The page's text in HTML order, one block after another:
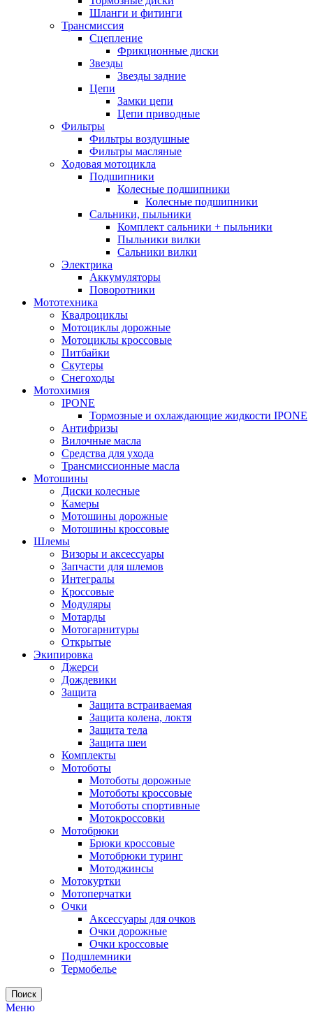
Шланги и фитинги
Трансмиссия
Cцепление
Фрикционные диски
Звезды
Звезды задние
Цепи
Замки цепи
Цепи приводные
Фильтры
Фильтры воздушные
Фильтры масляные
Ходовая мотоцикла
Подшипники
Колесные подшипники
Колесные подшипники
Сальники, пыльники
Комплект сальники + пыльники
Пыльники вилки
Сальники вилки
Электрика
Аккумуляторы
Поворотники
Мототехника
Квадроциклы
Мотоциклы дорожные
Мотоциклы кроссовые
Питбайки
Скутеры
Снегоходы
Мотохимия
IPONE
Тормозные и охлаждающие жидкости IPONE
Антифризы
Вилочные масла
Средства для ухода
Трансмиссионные масла
Мотошины
Диски колесные
Камеры
Мотошины дорожные
Мотошины кроссовые
Шлемы
Визоры и аксессуары
Запчасти для шлемов
Интегралы
Кроссовые
Модуляры
Мотарды
Мотогарнитуры
Открытые
Экипировка
Джерси
Дождевики
Защита
Защита встраиваемая
Защита колена, локтя
Защита тела
Защита шеи
Комплекты
Мотоботы
Мотоботы дорожные
Мотоботы кроссовые
Мотоботы спортивные
Мотокроссовки
Мотобрюки
Брюки кроссовые
Мотобрюки туринг
Мотоджинсы
Мотокуртки
Мотоперчатки
Очки
Аксессуары для очков
Очки дорожные
Очки кроссовые
Подшлемники
Термобелье
Поиск
Меню